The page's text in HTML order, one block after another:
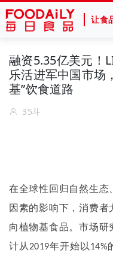
让食
融资5.35亿美元！
乐活进军中国市场
基”饮食道路
35斗
在全球性回归自然生态
因素的影响下，消费
向植物基食品。市场研
计从2019年开始以14%